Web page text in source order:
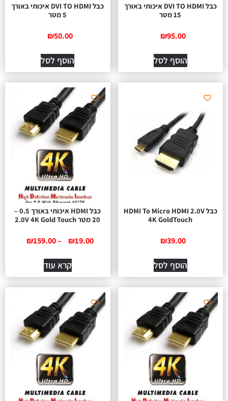
כבל DVI TO HDMI איכותי באורך
15 מטר
₪95.00
הוסף לסל
כבל DVI TO HDMI איכותי באורך
5 מטר
₪50.00
הוסף לסל
כבל HDMI To Micro HDMI 2.0V
4K GoldTouch
₪39.00
הוסף לסל
כבל HDMI איכותי באורך 0.5 –
20 מטר 2.0V 4K Gold Touch
₪19.00
–
₪159.00
קרא עוד